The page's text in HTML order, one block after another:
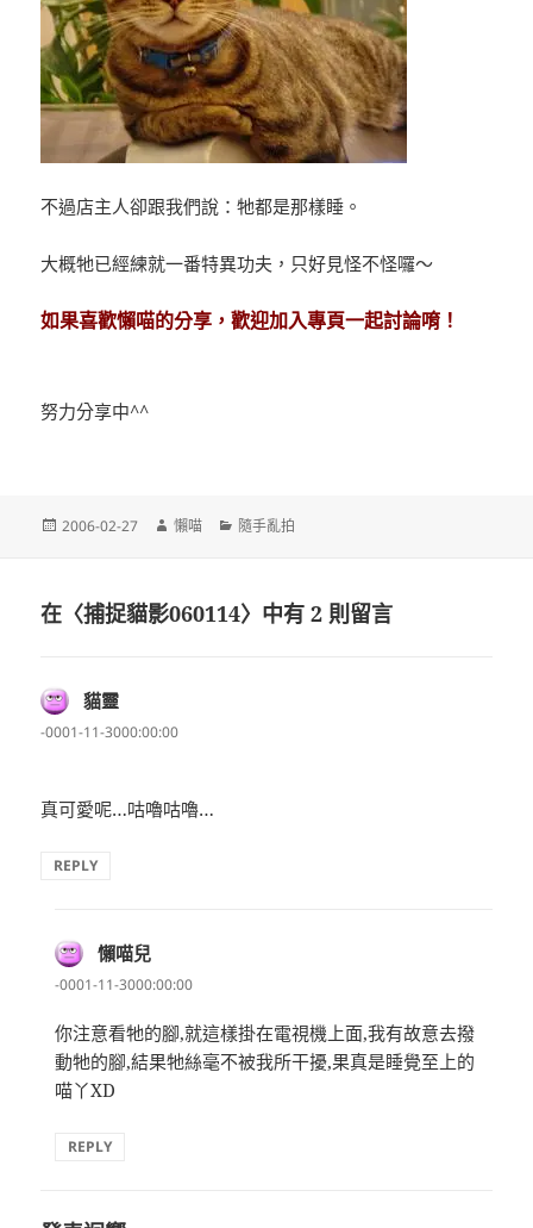
不過店主人卻跟我們說：牠都是那樣睡。
大概牠已經練就一番特異功夫，只好見怪不怪囉～
如果喜歡懶喵的分享，歡迎加入專頁一起討論唷！
努力分享中^^
發
2006-02-27
作
懶喵
分
隨手亂拍
在〈捕捉貓影060114〉中有 2 則留言
貓靈
示:
-0001-11-3000:00:00
真可愛呢…咕嚕咕嚕…
REPLY
懶喵兒
示:
-0001-11-3000:00:00
你注意看牠的腳,就這樣掛在電視機上面,我有故意去撥
動牠的腳,結果牠絲毫不被我所干擾,果真是睡覺至上的
喵丫XD
REPLY